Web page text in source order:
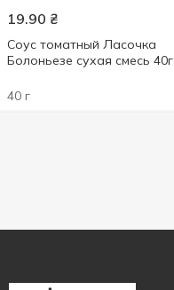
19.90 ₴
Соус томатный Ласочка
Болоньезе сухая смесь 40г
40 г